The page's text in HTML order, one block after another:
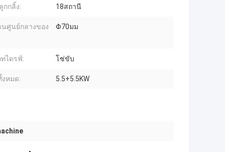
กกลิ้ง: 18สถานี
นศูนย์กลางของ
Φ70มม
ไดรฟ์: โซ่ขับ
งหมด: 5.5+5.5KW